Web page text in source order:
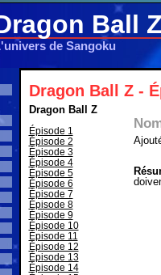
Ball Z
de Sangoku
Dragon Ball Z -
Dragon Ball Z
Épisode 1
Épisode 2
Épisode 3
Épisode 4
Épisode 5
Épisode 6
Épisode 7
Épisode 8
Épisode 9
Épisode 10
Épisode 11
Épisode 12
Épisode 13
Épisode 14